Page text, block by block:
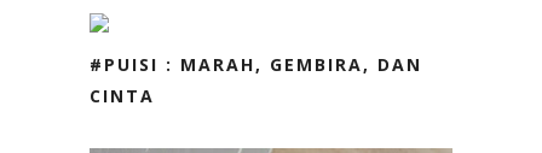
#PUISI : MARAH, GEMBIRA, DAN
CINTA